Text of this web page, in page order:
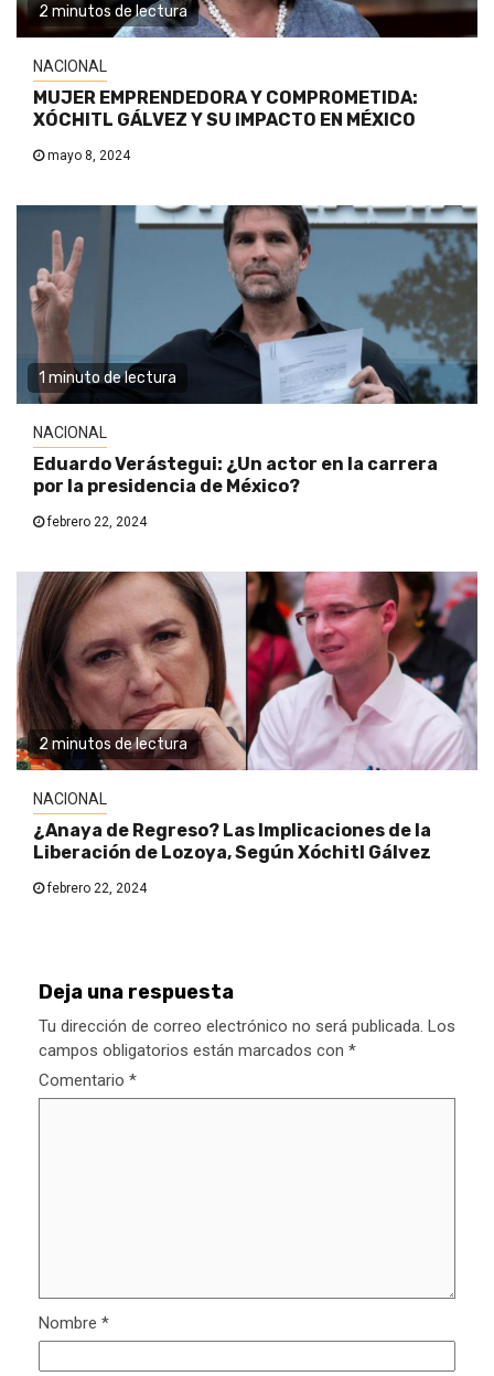
2 minutos de lectura
NACIONAL
MUJER EMPRENDEDORA Y COMPROMETIDA:
XÓCHITL GÁLVEZ Y SU IMPACTO EN MÉXICO
mayo 8, 2024
1 minuto de lectura
NACIONAL
Eduardo Verástegui: ¿Un actor en la carrera
por la presidencia de México?
febrero 22, 2024
2 minutos de lectura
NACIONAL
¿Anaya de Regreso? Las Implicaciones de la
Liberación de Lozoya, Según Xóchitl Gálvez
febrero 22, 2024
Deja una respuesta
Tu dirección de correo electrónico no será publicada. Los
campos obligatorios están marcados con *
Comentario *
Nombre *